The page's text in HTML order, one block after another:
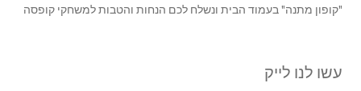
"קופון מתנה" בעמוד הבית ונשלח לכם הנחות והטבות למשחקי קופסה
עשו לנו לייק